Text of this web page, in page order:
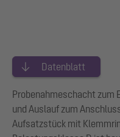
Datenblatt
Probenahmeschacht zum
und Auslauf zum
Aufsatzstück mit